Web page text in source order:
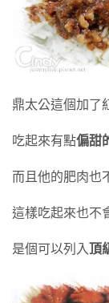
鼎太公這個加了
吃起來有點偏甜
而且他的肥肉也
這樣吃起來也不
是個可以列入 頂